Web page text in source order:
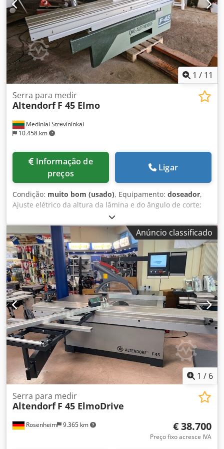
1 / 11
Mediniai Strėvininkai
10.458 km
Serra para medir
Altendorf F 45 Elmo
preços
Ligar
Condição: muito bom (usado), Equipamento: doseador,
Ajuste elétrico da altura da lâmina e do ângulo de corte;
marcador. Pode ligar ou escrever para nós. Falamos e
escrevemos em alemão e russo. Também pode enviar
mensagens em inglês. Dksdpfx Apjw Ix AlsyorAnúncio classificado
1 / 6
Rosenheim 9.365 km
Serra para medir
Altendorf F 45 ElmoDrive
€ 38.700
Preço fixo acresce IVA